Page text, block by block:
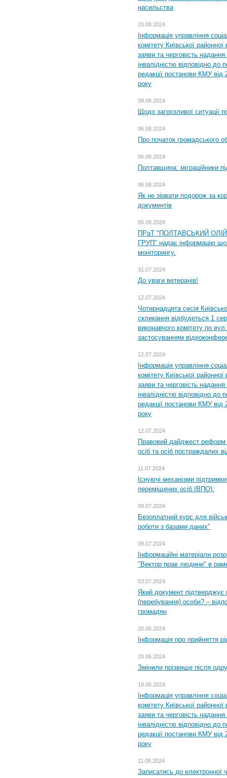
насильства
20.08.2024
Інформація управління
комітету Київської
заяви та черговість надання
інвалідністю відповідно
редакції постанови КМУ
року
09.08.2024
Щодо загрозливої ситуації
06.08.2024
Про початок громадського
06.08.2024
Полтавщина: міграційники
06.08.2024
Як не зірвати подорож за
документів
05.08.2024
ПРаТ "ПОЛТАВСЬКИЙ
ГРУП" надає інформацію
моніторингу.
31.07.2024
До уваги ветеранів!
12.07.2024
Чотирнадцята сесія
скликання відбудеться 1
виконавчого комітету по
застосуванням
12.07.2024
Інформація управління
комітету Київської
заяви та черговість надання
інвалідністю відповідно
редакції постанови КМУ
року
12.07.2024
Правовий дайджест реформ
осіб та осіб постраждалих
11.07.2024
Існуючі механізми
переміщених осіб (ВПО):
09.07.2024
Безоплатний курс для
роботи з базами даних"
09.07.2024
Інформаційні матеріали
"Вектор прав людини" в
03.07.2024
Який документ підтверджує
(перебування) особи? –
громадян
20.06.2024
Інформація про прийняття
20.06.2024
Змінили прізвище після
19.06.2024
Інформація управління
комітету Київської
заяви та черговість надання
інвалідністю відповідно
редакції постанови КМУ
року
11.06.2024
Записатись до електронної